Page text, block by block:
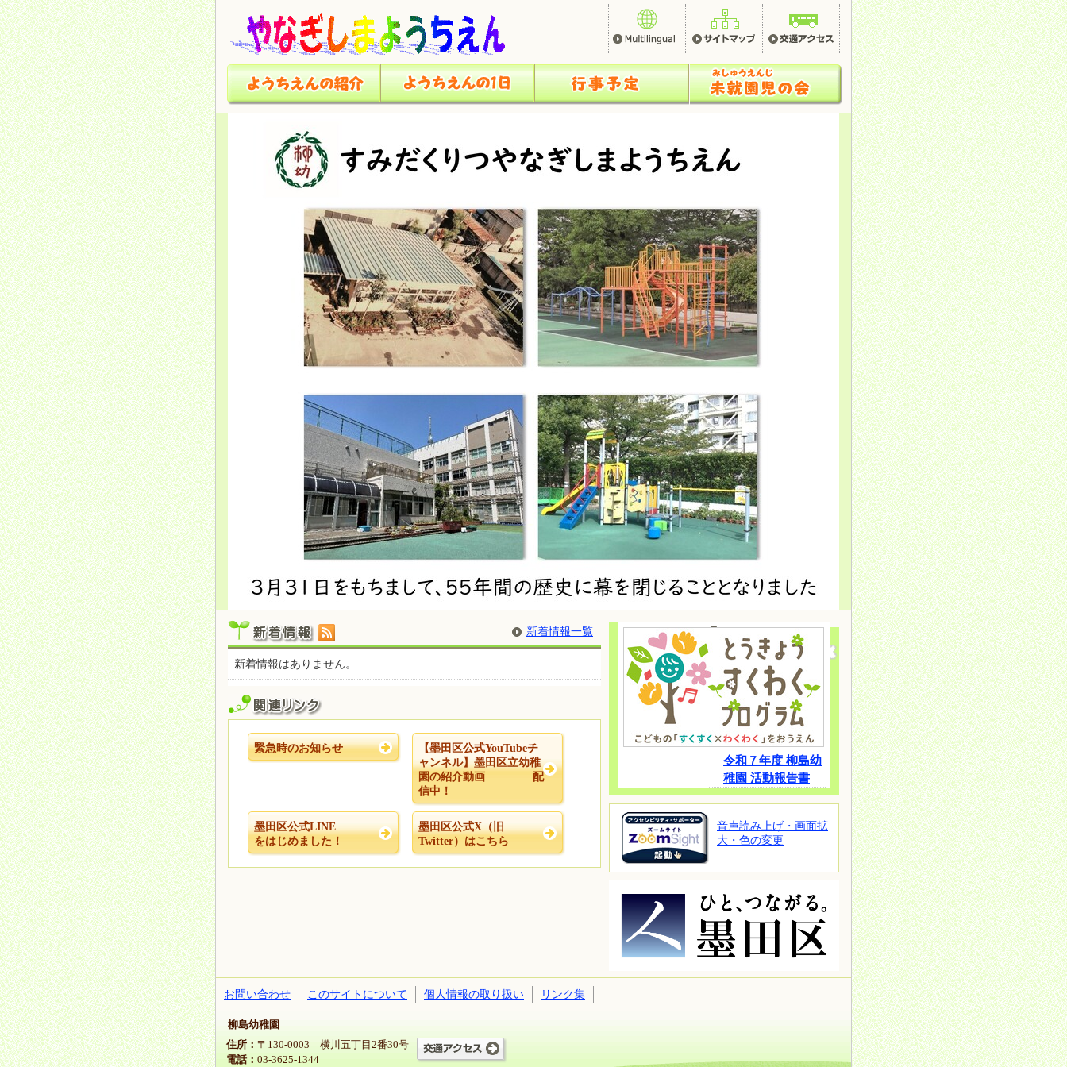
新着情報一覧
新着情報はありません。
緊急時のお知らせ
【墨田区公式YouTubeチ
ャンネル】墨田区立幼稚
園の紹介動画 配
信中！
墨田区公式LINE
をはじめました！
墨田区公式X（旧
Twitter）はこちら
令和７年度 柳島幼
稚園 活動報告書
音声読み上げ・画面拡
大・色の変更
お問い合わせ このサイトについて 個人情報の取り扱い リンク集
柳島幼稚園
住所： 〒130-0003 横川五丁目2番30号
電話： 03-3625-1344